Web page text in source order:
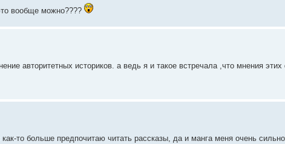
вообще можно????
авторитетных историков. а ведь я и такое встречала ,что мнения
то больше предпочитаю читать рассказы, да и манга меня очень сильно